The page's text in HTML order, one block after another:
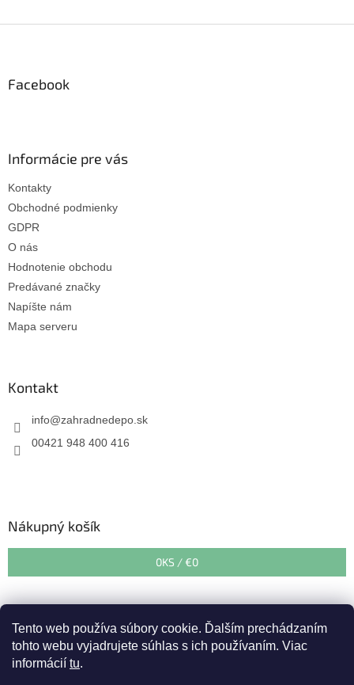
Tento web používa súbory cookie. Ďalším prechádzaním
tohto webu vyjadrujete súhlas s ich používaním. Viac
informácií tu.
Facebook
Informácie pre vás
Kontakty
Obchodné podmienky
GDPR
O nás
Hodnotenie obchodu
Predávané značky
Napíšte nám
Mapa serveru
Kontakt
info@zahradnedepo.sk
00421 948 400 416
Nákupný košík
0KS / €0